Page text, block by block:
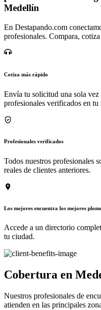
Medellín
En Destapando.com
profesionales. Compara,
Cotiza más rápido
Envía tu solicitud una sola
profesionales verificados en tu
Profesionales verificados
Todos nuestros profesionales
reales de clientes anteriores.
Los mejores encuentra los mejores
Accede a un directorio
tu ciudad.
Cobertura en
Nuestros profesionales de
atienden en las principales